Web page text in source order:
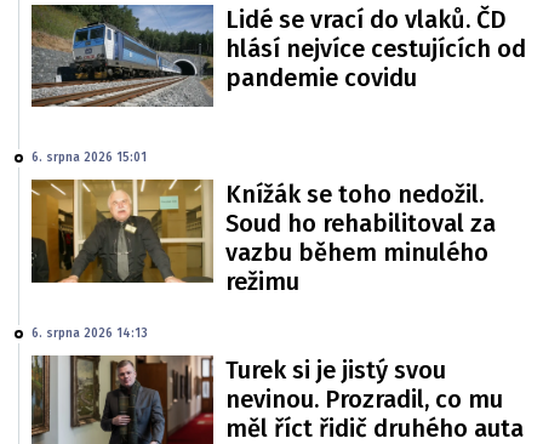
Lidé se vrací do vlaků. ČD
hlásí nejvíce cestujících od
pandemie covidu
6. srpna 2026 15:01
Knížák se toho nedožil.
Soud ho rehabilitoval za
vazbu během minulého
režimu
6. srpna 2026 14:13
Turek si je jistý svou
nevinou. Prozradil, co mu
měl říct řidič druhého auta